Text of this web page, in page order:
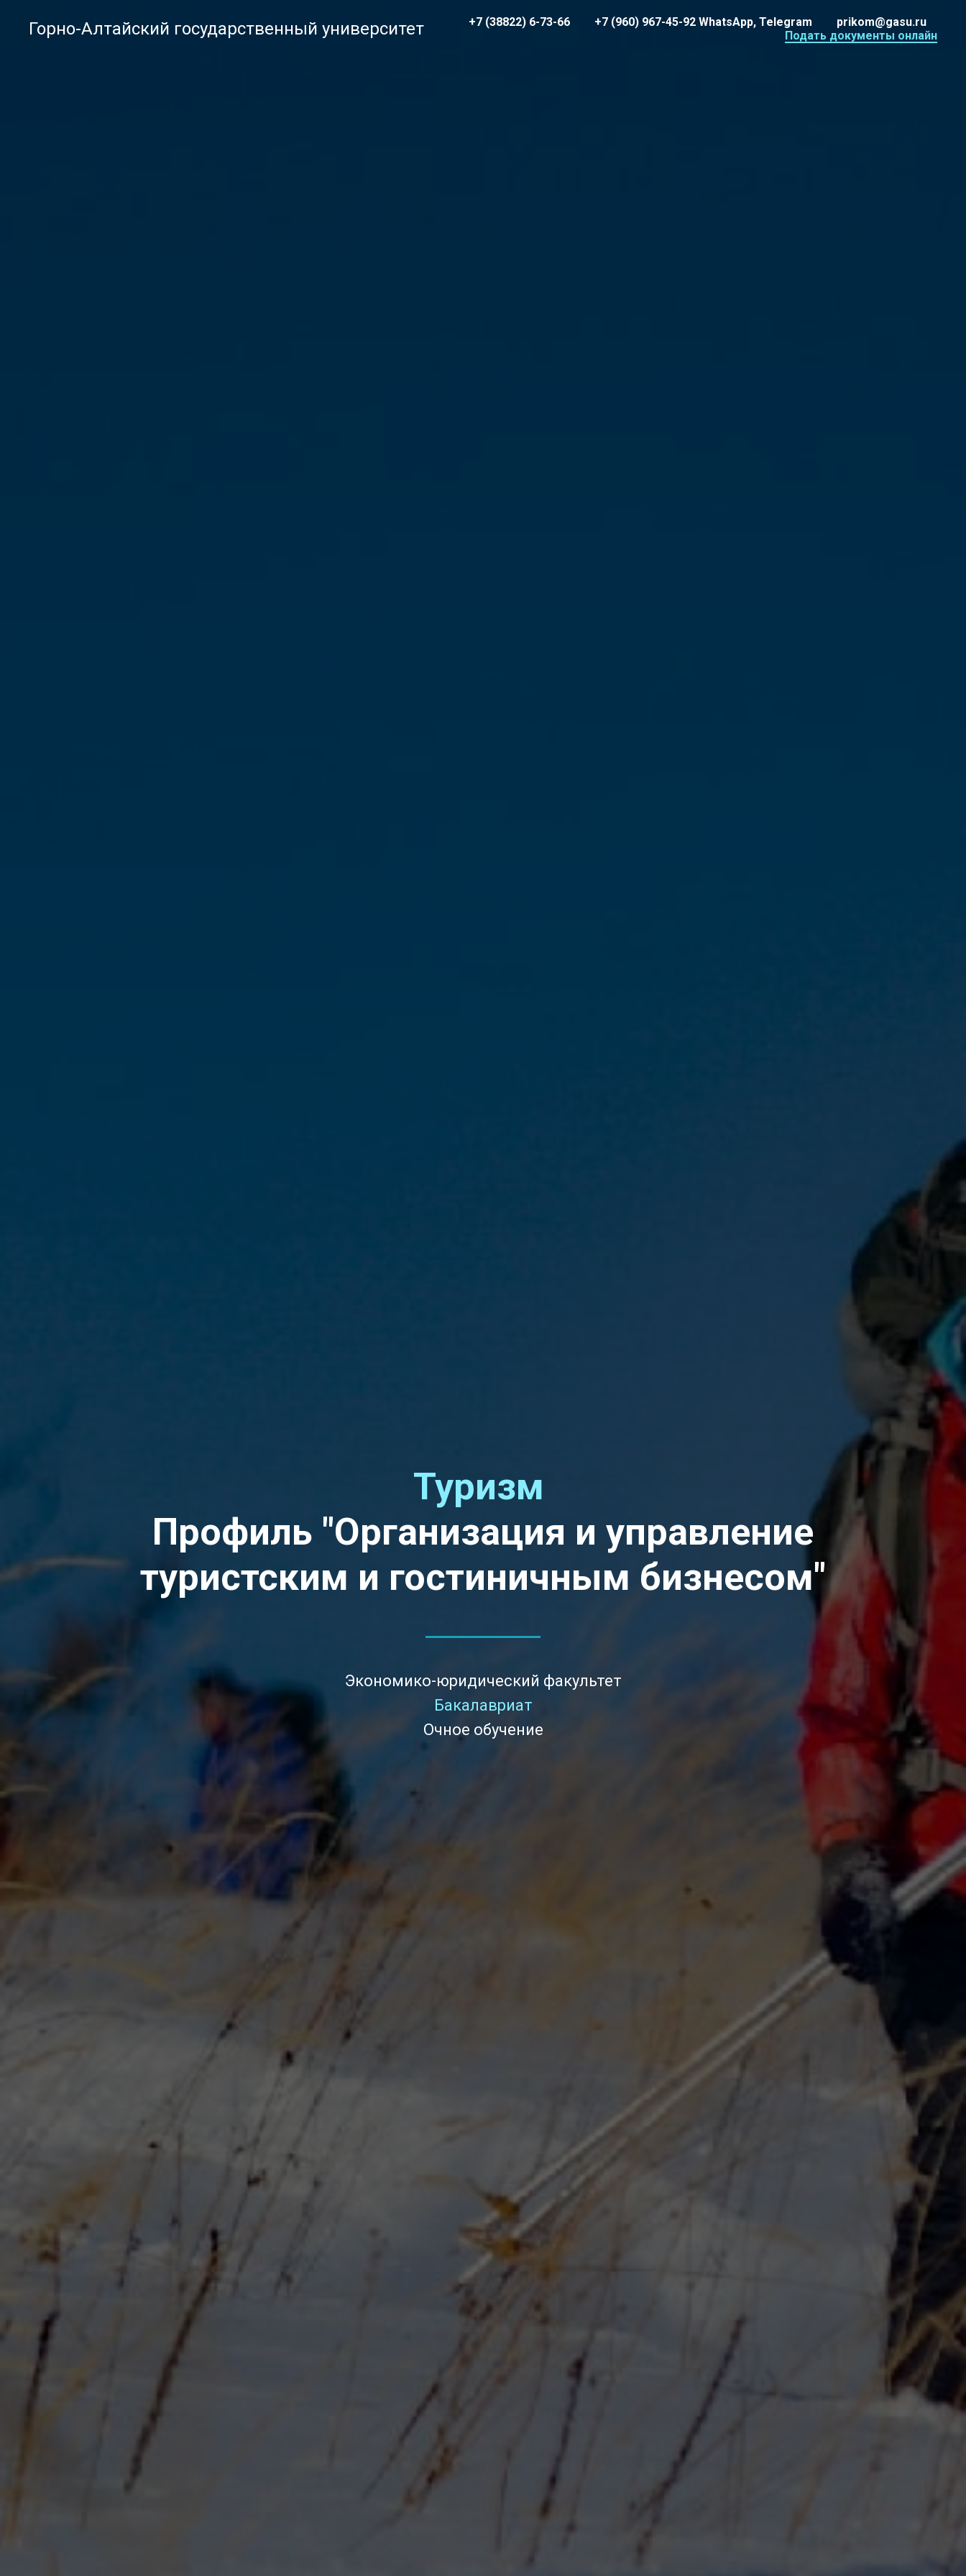
Горно-Алтайский государственный университет +7 (38822) 6-73-66 +7 (960) 967-45-92 WhatsApp, Telegram
prikom@gasu.ru
Подать документы онлайн
Туризм
Профиль "Организация и управление
туристским и гостиничным бизнесом"
Экономико-юридический факультет
Бакалавриат
Очное обучение